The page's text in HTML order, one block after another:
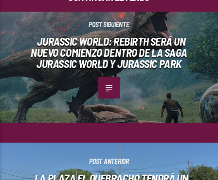
POST SIGUIENTE
JURASSIC WORLD: REBIRTH SERÁ UN
NUEVO COMIENZO DENTRO DE LA SAGA
JURASSIC WORLD Y JURASSIC PARK
POST ANTERIOR